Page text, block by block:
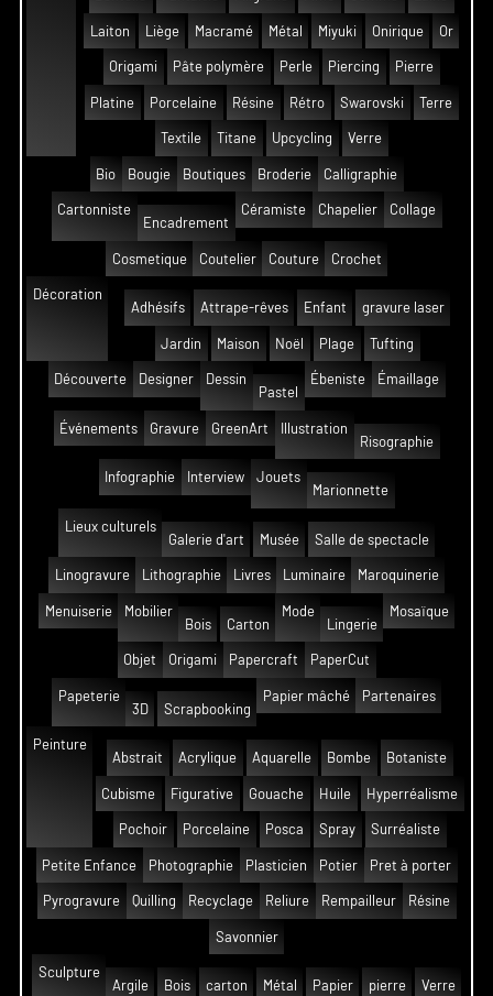
Laiton Liège Macramé Métal Miyuki Onirique Or
Origami Pâte polymère Perle Piercing Pierre
Platine Porcelaine Résine Rétro Swarovski Terre
Textile Titane Upcycling Verre
Bio Bougie Boutiques Broderie Calligraphie
Cartonniste
Encadrement
Céramiste Chapelier Collage
Cosmetique Coutelier Couture Crochet
Décoration
Adhésifs
Attrape-rêves Enfant gravure laser
Jardin Maison Noël Plage Tufting
Découverte Designer
Dessin
Pastel
Ébeniste Émaillage
Événements Gravure GreenArt
Illustration
Risographie
Infographie Interview
Jouets
Marionnette
Lieux culturels
Galerie d'art
Musée Salle de spectacle
Linogravure Lithographie Livres Luminaire Maroquinerie
Menuiserie
Mobilier
Bois
Carton
Mode
Lingerie
Mosaïque
Objet Origami Papercraft PaperCut
Papeterie
3D
Scrapbooking
Papier mâché Partenaires
Peinture
Abstrait
Acrylique Aquarelle Bombe Botaniste
Cubisme Figurative Gouache Huile Hyperréalisme
Pochoir Porcelaine Posca Spray Surréaliste
Petite Enfance Photographie Plasticien Potier Pret à porter
Pyrogravure Quilling Recyclage Reliure Rempailleur Résine
Savonnier
Sculpture
Argile
Bois carton Métal Papier pierre Verre